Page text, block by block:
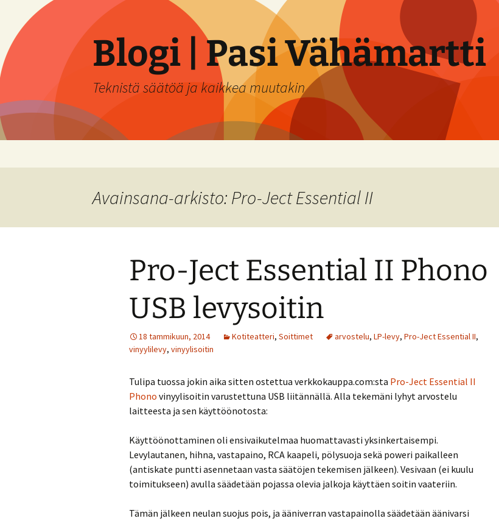
sisältöön
Blogi | Pasi Vähämartti
Teknistä säätöä ja kaikkea muutakin
Avainsana-arkisto: Pro-Ject Essential II
Pro-Ject Essential II Phono
USB levysoitin
18 tammikuun, 2014 Kotiteatteri, Soittimet arvostelu, LP-levy, Pro-Ject Essential II,
vinyylilevy, vinyylisoitin
Tulipa tuossa jokin aika sitten ostettua verkkokauppa.com:sta Pro-Ject Essential II
Phono vinyylisoitin varustettuna USB liitännällä. Alla tekemäni lyhyt arvostelu
laitteesta ja sen käyttöönotosta:
Käyttöönottaminen oli ensivaikutelmaa huomattavasti yksinkertaisempi.
Levylautanen, hihna, vastapaino, RCA kaapeli, pölysuoja sekä poweri paikalleen
(antiskate puntti asennetaan vasta säätöjen tekemisen jälkeen). Vesivaan (ei kuulu
toimitukseen) avulla säädetään pojassa olevia jalkoja käyttäen soitin vaateriin.
Tämän jälkeen neulan suojus pois, ja ääniverran vastapainolla säädetään äänivarsi